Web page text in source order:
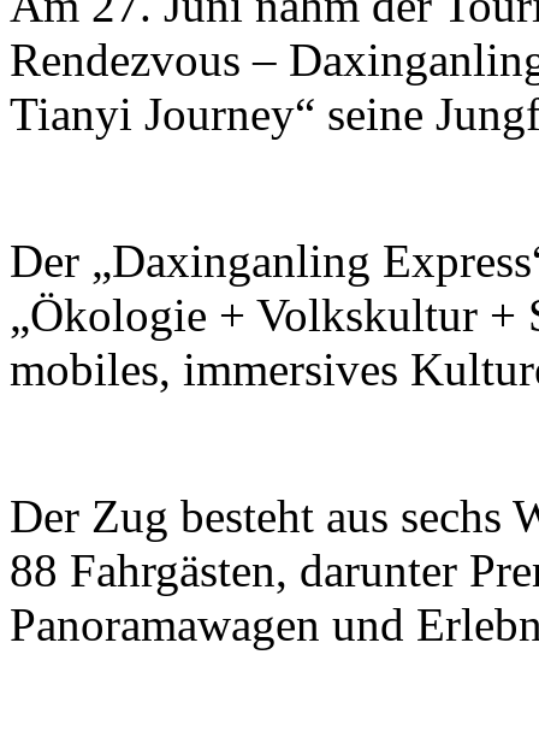
Rendezvous –
Tianyi Journey“ seine
Der „Daxinganling
„Ökologie + Volkskultur +
mobiles, immersives
Der Zug besteht aus sechs
88 Fahrgästen, darunter
Panoramawagen und